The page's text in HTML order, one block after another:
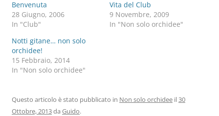
Benvenuta
28 Giugno, 2006
In "Club"
Vita del Club
9 Novembre, 2009
In "Non solo orchidee"
Notti gitane… non solo
orchidee!
15 Febbraio, 2014
In "Non solo orchidee"
Questo articolo è stato pubblicato in Non solo orchidee il30
Ottobre, 2013da Guido.